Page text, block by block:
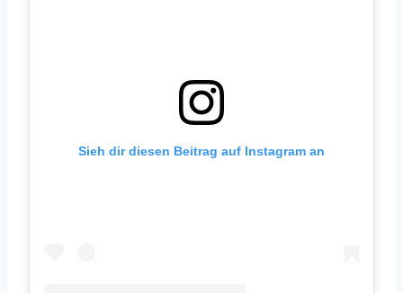
Sieh dir diesen Beitrag auf Instagram an